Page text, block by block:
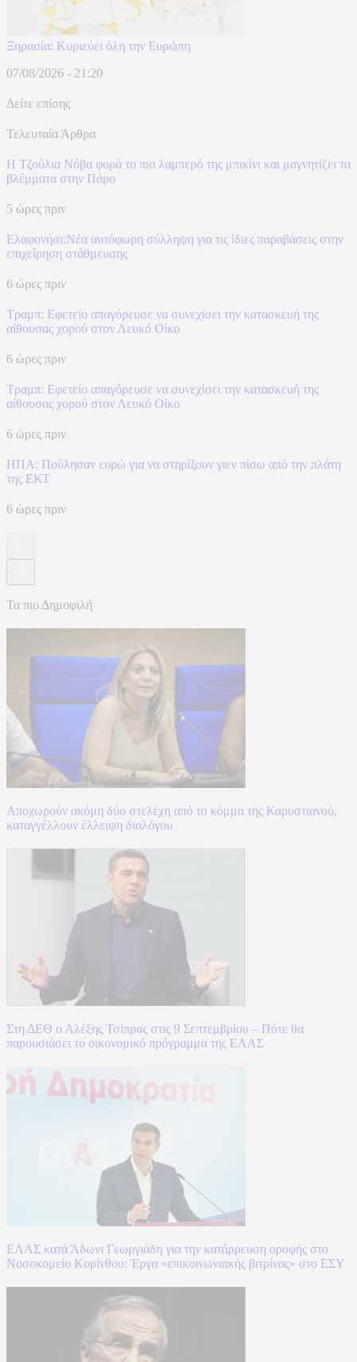
Ξηρασία: Κυριεύει όλη την Ευρώπη
07/08/2026 - 21:20
Δείτε επίσης
Τελευταία Άρθρα
Η Τζούλια Νόβα φορά το πιο λαμπερό της μπικίνι και μαγνητίζει τα
βλέμματα στην Πάρο
5 ώρες πριν
Ελαφονήσι:Νέα αυτόφωρη σύλληψη για τις ίδιες παραβάσεις στην
επιχείρηση στάθμευσης
6 ώρες πριν
Τραμπ: Εφετείο απαγόρευσε να συνεχίσει την κατασκευή της
αίθουσας χορού στον Λευκό Οίκο
6 ώρες πριν
Τραμπ: Εφετείο απαγόρευσε να συνεχίσει την κατασκευή της
αίθουσας χορού στον Λευκό Οίκο
6 ώρες πριν
ΗΠΑ: Πούλησαν ευρώ για να στηρίξουν γιεν πίσω από την πλάτη
της ΕΚΤ
6 ώρες πριν
Τα πιο Δημοφιλή
Αποχωρούν ακόμη δύο στελέχη από το κόμμα της Καρυστιανού,
καταγγέλλουν έλλειψη διαλόγου
Στη ΔΕΘ ο Αλέξης Τσίπρας στις 9 Σεπτεμβρίου – Πότε θα
παρουσιάσει το οικονομικό πρόγραμμα της ΕΛΑΣ
ΕΛΑΣ κατά Άδωνι Γεωργιάδη για την κατάρρευση οροφής στο
Νοσοκομείο Κορίνθου: Έργα «επικοινωνιακής βιτρίνας» στο ΕΣΥ